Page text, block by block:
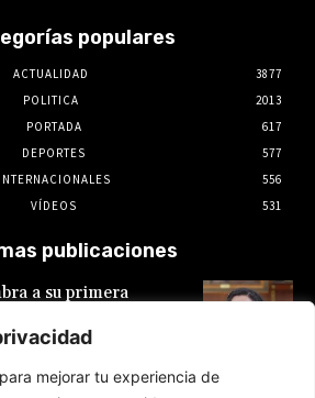
mejorar tu experiencia de
populares
ACTUALIDAD
3877
POLITICA
2013
PORTADA
617
DEPORTES
577
INTERNACIONALES
556
VÍDEOS
531
publicaciones
a su primera
Cornejo